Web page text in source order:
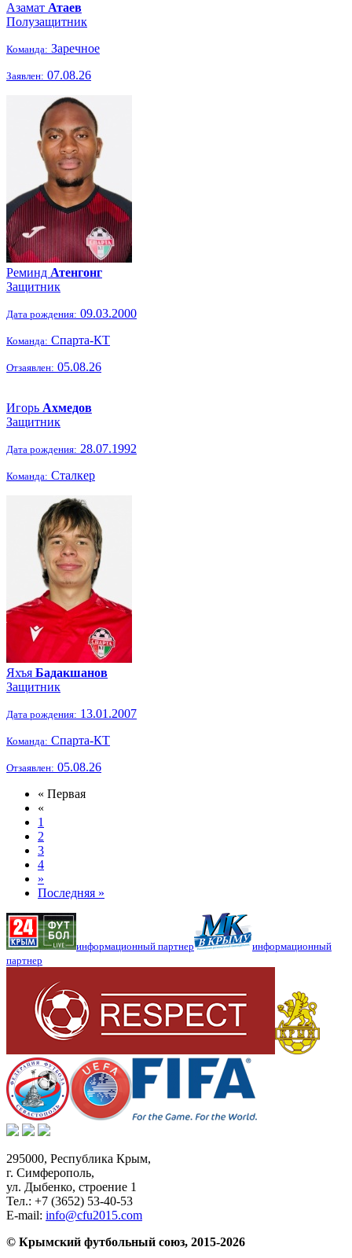
Азамат Атаев
Полузащитник
Команда: Заречное
Заявлен: 07.08.26
Реминд Атенгонг
Защитник
Дата рождения: 09.03.2000
Команда: Спарта-КТ
Отзаявлен: 05.08.26
Игорь Ахмедов
Защитник
Дата рождения: 28.07.1992
Команда: Сталкер
Яхъя Бадакшанов
Защитник
Дата рождения: 13.01.2007
Команда: Спарта-КТ
Отзаявлен: 05.08.26
« Первая
«
1
2
3
4
»
Последняя »
информационный партнер
информационный
партнер
295000, Республика Крым,
г. Симферополь,
ул. Дыбенко, строение 1
Тел.: +7 (3652) 53-40-53
E-mail: info@cfu2015.com
© Крымский футбольный союз, 2015-2026